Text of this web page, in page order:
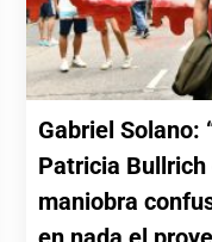
Gabriel Solano:
Patricia
maniobra